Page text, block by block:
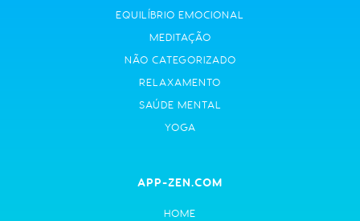
EQUILÍBRIO EMOCIONAL
MEDITAÇÃO
NÃO CATEGORIZADO
RELAXAMENTO
SAÚDE MENTAL
YOGA
APP-ZEN.COM
HOME